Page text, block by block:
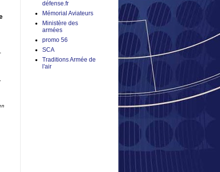
défense.fr
Mémorial Aviateurs
Ministère des
armées
promo 56
SCA
Traditions Armée de
l'air